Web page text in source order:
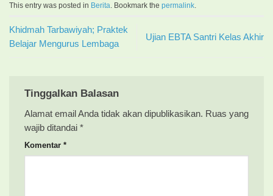
This entry was posted in Berita . Bookmark the permalink
Khidmah Tarbawiyah; Praktek
Belajar Mengurus Lembaga
Ujian EBTA Santri Kelas Akhir
Tinggalkan Balasan
Alamat email Anda tidak akan dipublikasikan. Ruas yang
wajib ditandai *
Komentar *